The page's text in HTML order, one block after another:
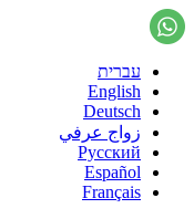
עברית
English
Deutsch
زواج عرفي
Русский
Español
Français